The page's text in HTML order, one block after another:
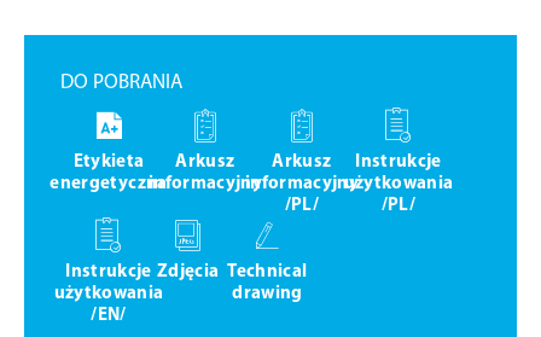
DO POBRANIA
Etykieta
energetyczna
Arkusz
informacyjny
Arkusz
informacyjny
/PL/
Instrukcje
użytkowania
/PL/
Instrukcje
użytkowania
/EN/
Zdjęcia
Technical
drawing